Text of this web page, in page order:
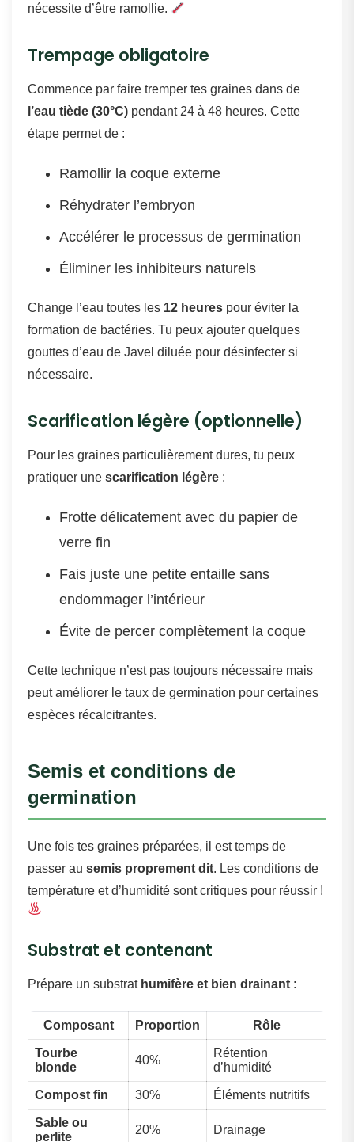
nécessite d’être ramollie.
Trempage obligatoire
Commence par faire tremper tes graines dans de
l’eau tiède (30°C) pendant 24 à 48 heures. Cette
étape permet de :
Ramollir la coque externe
Réhydrater l’embryon
Accélérer le processus de germination
Éliminer les inhibiteurs naturels
Change l’eau toutes les 12 heures pour éviter la
formation de bactéries. Tu peux ajouter quelques
gouttes d’eau de Javel diluée pour désinfecter si
nécessaire.
Scarification légère (optionnelle)
Pour les graines particulièrement dures, tu peux
pratiquer une scarification légère :
Frotte délicatement avec du papier de
verre fin
Fais juste une petite entaille sans
endommager l’intérieur
Évite de percer complètement la coque
Cette technique n’est pas toujours nécessaire mais
peut améliorer le taux de germination pour certaines
espèces récalcitrantes.
Semis et conditions de
germination
Une fois tes graines préparées, il est temps de
passer au semis proprement dit. Les conditions de
température et d’humidité sont critiques pour réussir !
Substrat et contenant
Prépare un substrat humifère et bien drainant :
Composant Proportion Rôle
Tourbe
blonde
40%
Rétention
d’humidité
Compost fin 30% Éléments nutritifs
Sable ou
perlite
20% Drainage